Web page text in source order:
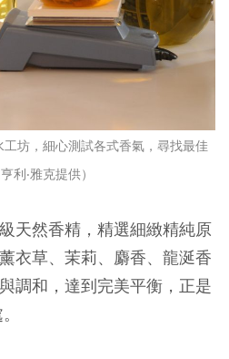
坊，細心測試各式香氣，尋找最佳
利‧雅克提供）
天然香精，精選細緻精純原
衣草、茉莉、麝香、龍涎香
調和，達到完美平衡，正是